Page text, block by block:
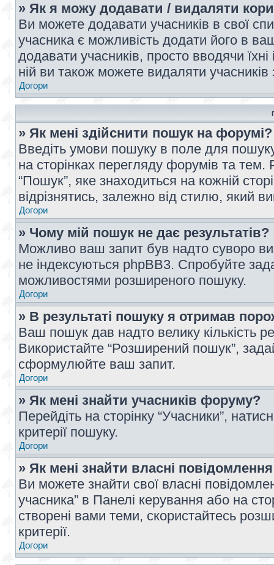
» Як я можу додавати / видаляти
Ви можете додавати учасників в свої
учасника є можливість додати його в
додавати учасників, просто вводячи
ній ви також можете видаляти учасників
Догори
» Як мені здійснити пошук на форумі?
Введіть умови пошуку в поле для
на сторінках перегляду форумів та
“Пошук”, яке знаходиться на кожній
відрізнятись, залежно від стилю, який
Догори
» Чому мій пошук не дає результатів?
Можливо ваш запит був надто суворо
не індексуються phpBB3. Спробуйте
можливостями розширеного пошуку.
Догори
» В результаті пошуку я отримав
Ваш пошук дав надто велику кількість
Використайте “Розширений пошук”,
сформулюйте ваш запит.
Догори
» Як мені знайти учасників форуму?
Перейдіть на сторінку “Учасники”,
критерії пошуку.
Догори
» Як мені знайти власні
Ви можете знайти свої власні
учасника” в Панелі керування або на
створені вами теми, скористайтесь
критерії.
Догори